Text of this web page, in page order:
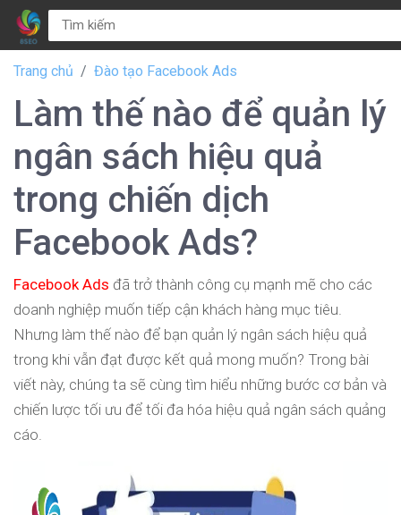
Trang chủ Đào tạo Facebook Ads
Làm thế nào để quản lý
ngân sách hiệu quả
trong chiến dịch
Facebook Ads?
Facebook Ads đã trở thành công cụ mạnh mẽ cho các
doanh nghiệp muốn tiếp cận khách hàng mục tiêu.
Nhưng làm thế nào để bạn quản lý ngân sách hiệu quả
trong khi vẫn đạt được kết quả mong muốn? Trong bài
viết này, chúng ta sẽ cùng tìm hiểu những bước cơ bản và
chiến lược tối ưu để tối đa hóa hiệu quả ngân sách quảng
cáo.